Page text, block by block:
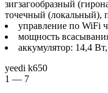
зигзагообразный
точечный (локальный),
управление по WiFi
мощность
аккумулятор: 14,4
yeedi k650
1 — 7